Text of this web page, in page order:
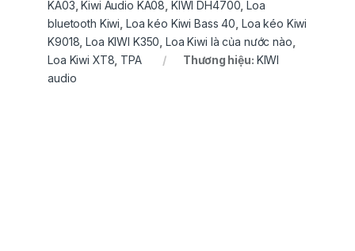
KA03 ,Kiwi Audio KA08 KIWI DH4700 ,Loa
bluetooth Kiwi Loa kéo Kiwi Bass 40 Loa kéo Kiwi
K9018 ,Loa KIWI K350 ,Loa Kiwi là của nước nào
Loa Kiwi XT8 TPA Thương hiệu: KIWI
audio